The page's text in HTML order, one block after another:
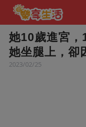
她10歲進宮，
她坐腿上，卻
2023/02/25